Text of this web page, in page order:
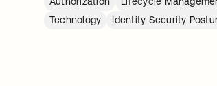
Technology
Identity Security